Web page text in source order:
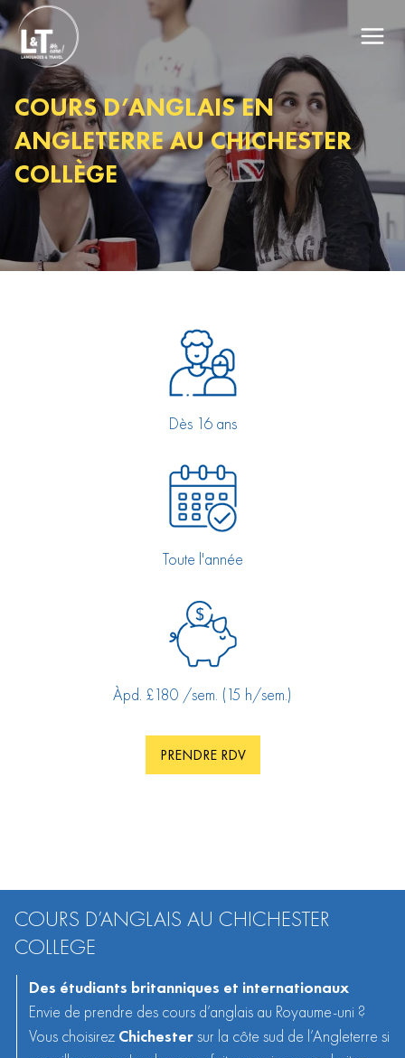
COURS D’ANGLAIS EN
ANGLETERRE AU CHICHESTER
COLLÈGE
Dès 16 ans
Toute l'année
Àpd. £180 /sem. (15 h/sem.)
PRENDRE RDV
COURS D’ANGLAIS AU CHICHESTER
COLLEGE
Des étudiants britanniques et internationaux
Envie de prendre des cours d’anglais au Royaume-uni ?
Vous choisirez Chichestersur la côte sud de l’Angleterre si